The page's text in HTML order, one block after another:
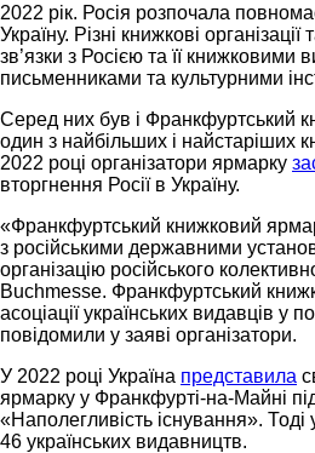
2022 рік. Росія розпочала
Україну. Різні книжкові організації
зв’язки з Росією та її книжковими
письменниками та культурними
Серед них був і Франкфуртський
один з найбільших і найстаріших
2022 році організатори ярмарку
вторгнення Росії в Україну.
«Франкфуртський книжковий
з російськими державними
організацію російського
Buchmesse. Франкфуртський
асоціації українських видавців у
повідомили у заяві організатори.
У 2022 році Україна представила
ярмарку у Франкфурті-на-Майні
«Наполегливість існування».
46 українських видавництв.